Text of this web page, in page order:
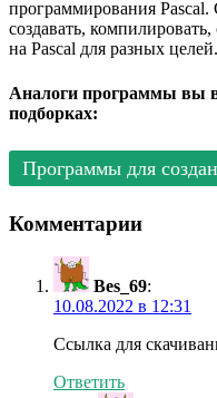
программирования
создавать,
на Pascal для разных целей.
Аналоги программы вы
подборках:
Программы для
Комментарии
Bes_69:
10.08.2022 в 12:31
Ссылка для
Ответить